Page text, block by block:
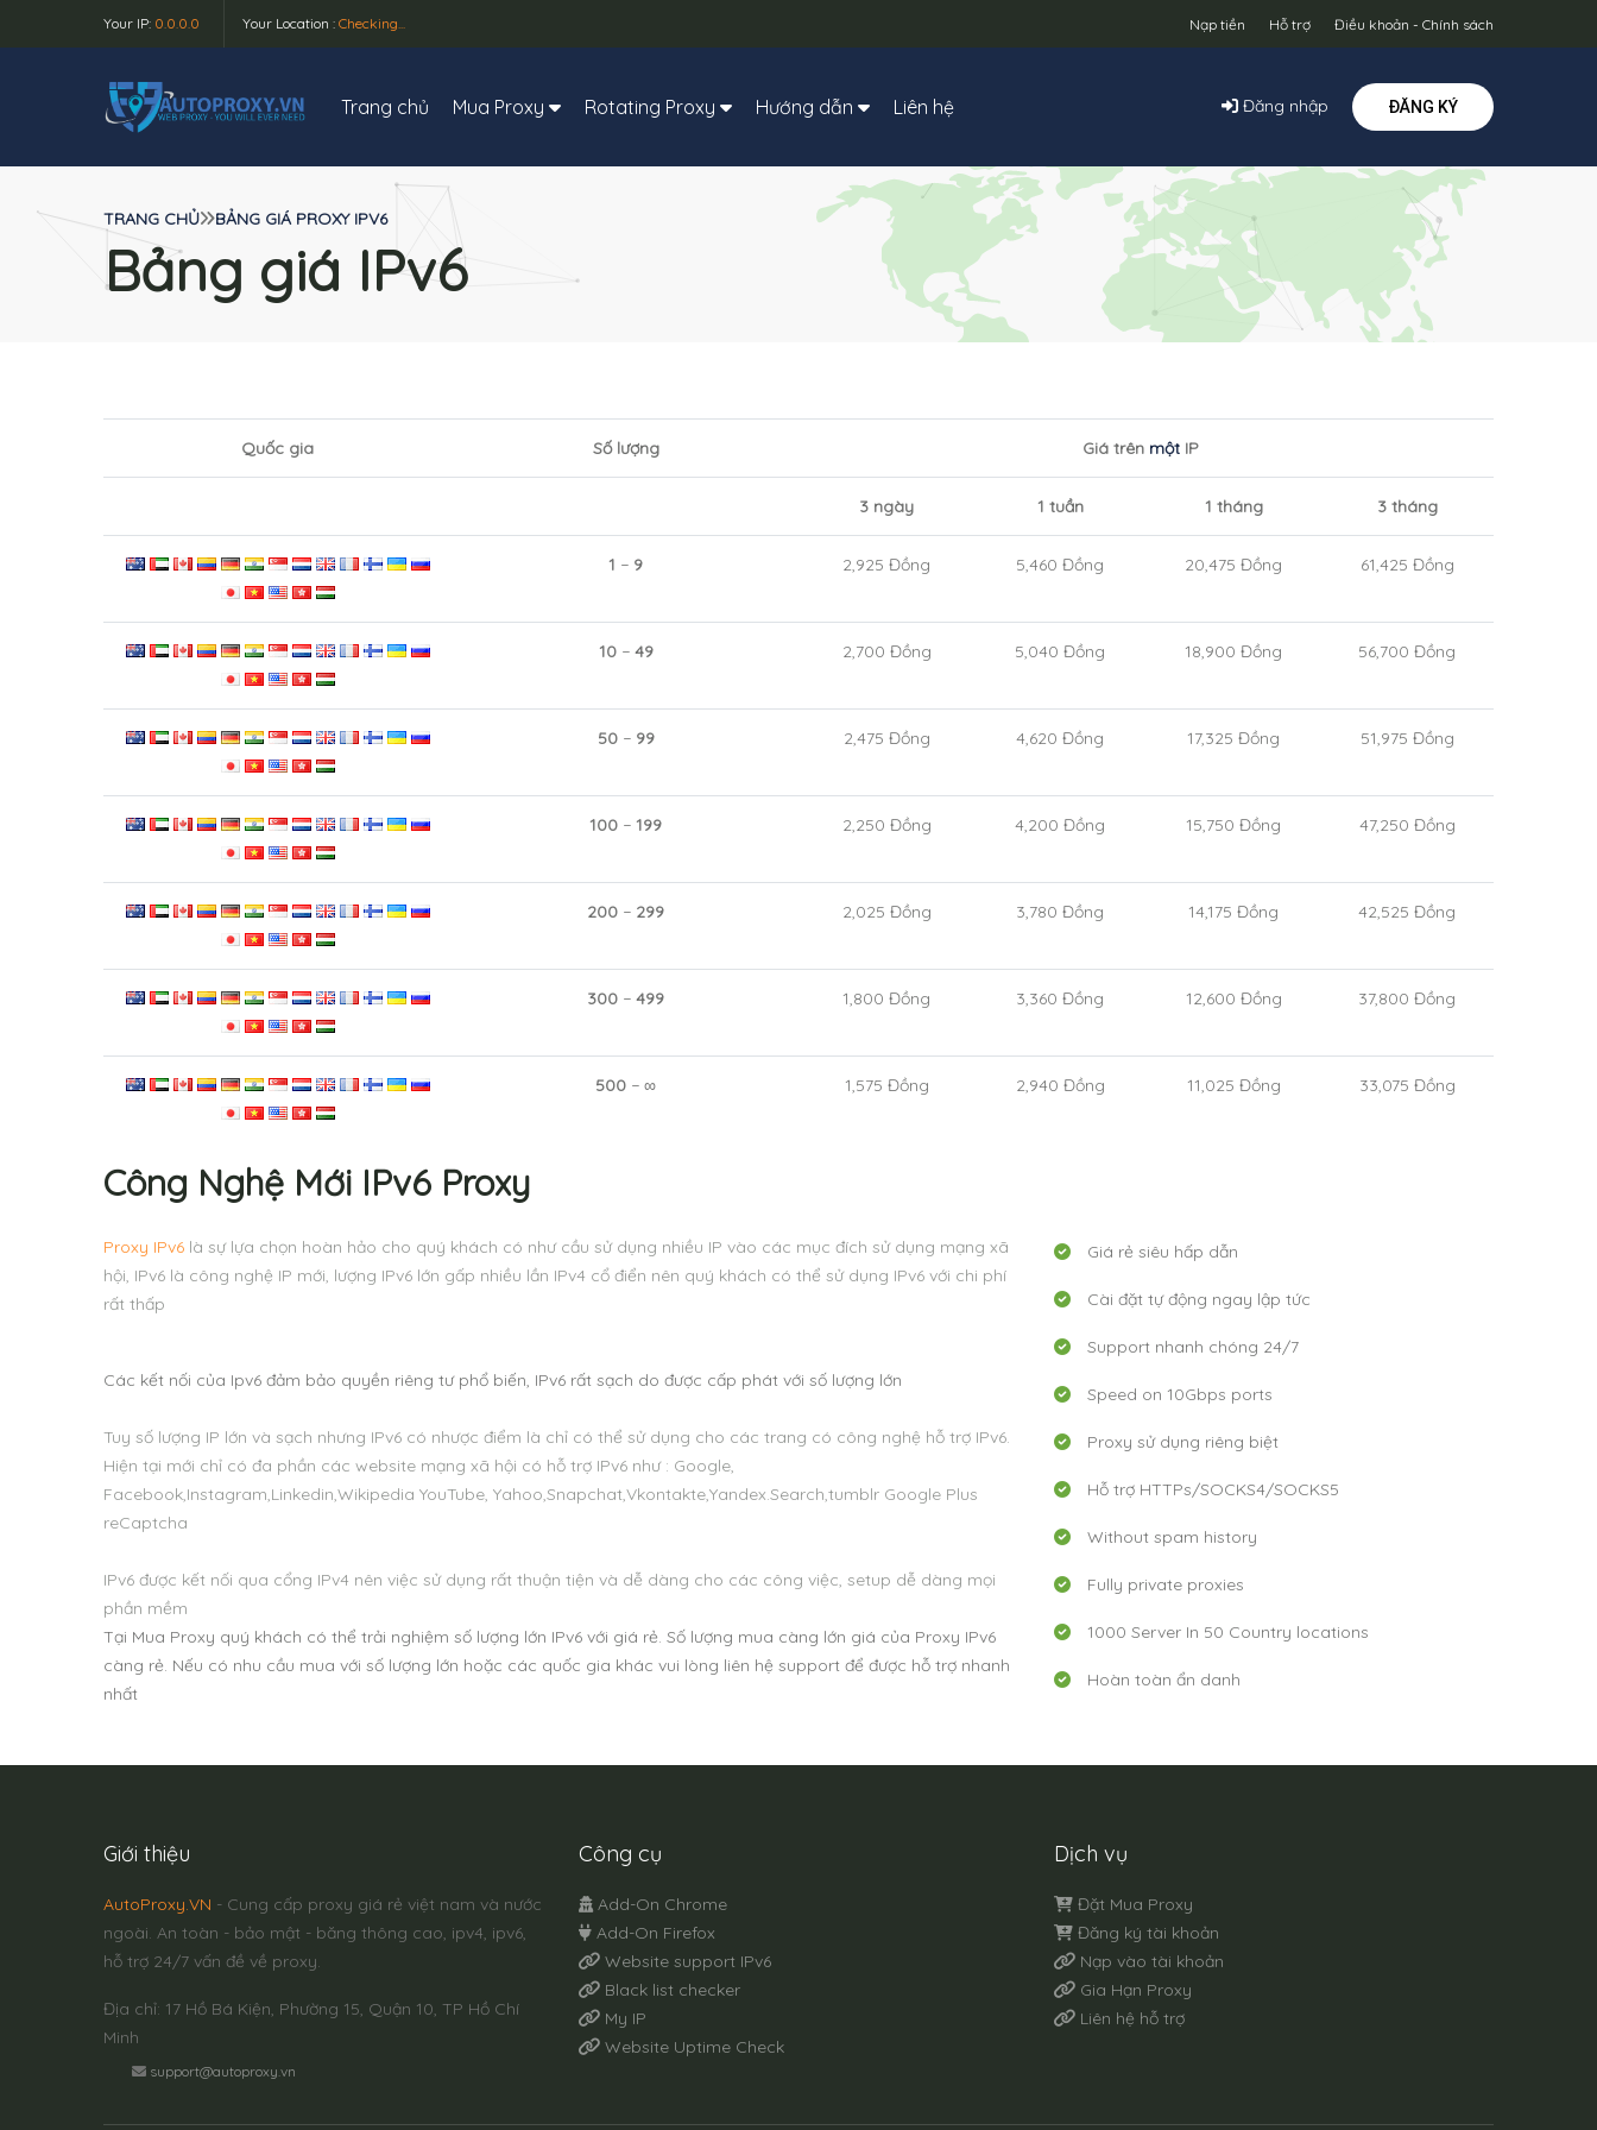
Your IP: 0.0.0.0 Your Location : Checking... Nạp tiền Hỗ trợ Điều khoản - Chính sách
Trang chủ Mua Proxy Rotating Proxy Hướng dẫn Liên hệ Đăng nhập ĐĂNG KÝ
TRANG CHỦ BẢNG GIÁ PROXY IPV6
Bảng giá IPv6
Quốc gia Số lượng Giá trên một IP
3 ngày 1 tuần 1 tháng 3 tháng
1 − 9 2,925 Đồng 5,460 Đồng 20,475 Đồng 61,425 Đồng
10− 49 2,700 Đồng 5,040 Đồng 18,900 Đồng 56,700 Đồng
50− 99 2,475 Đồng 4,620 Đồng 17,325 Đồng 51,975 Đồng
100 − 199 2,250 Đồng 4,200 Đồng 15,750 Đồng 47,250 Đồng
200 − 299 2,025 Đồng 3,780 Đồng 14,175 Đồng 42,525 Đồng
300 − 499 1,800 Đồng 3,360 Đồng 12,600 Đồng 37,800 Đồng
500 − ∞ 1,575 Đồng 2,940 Đồng 11,025 Đồng 33,075 Đồng
Công Nghệ Mới IPv6 Proxy
Proxy IPv6 là sự lựa chọn hoàn hảo cho quý khách có như cầu sử dụng nhiều IP vào các mục đích sử dụng mạng xã
hội, IPv6 là công nghệ IP mới, lượng IPv6 lớn gấp nhiều lần IPv4 cổ điển nên quý khách có thể sử dụng IPv6 với chi phí
rất thấp
Các kết nối của Ipv6 đảm bảo quyền riêng tư phổ biến, IPv6 rất sạch do được cấp phát với số lượng lớn
Tuy số lượng IP lớn và sạch nhưng IPv6 có nhược điểm là chỉ có thể sử dụng cho các trang có công nghệ hỗ trợ IPv6.
Hiện tại mới chỉ có đa phần các website mạng xã hội có hỗ trợ IPv6 như : Google,
Facebook,Instagram,Linkedin,Wikipedia YouTube, Yahoo,Snapchat,Vkontakte,Yandex.Search,tumblr Google Plus
reCaptcha
IPv6 được kết nối qua cổng IPv4 nên việc sử dụng rất thuận tiện và dễ dàng cho các công việc, setup dễ dàng mọi
phần mềm
Tại Mua Proxy quý khách có thể trải nghiệm số lượng lớn IPv6 với giá rẻ. Số lượng mua càng lớn giá của Proxy IPv6
càng rẻ. Nếu có nhu cầu mua với số lượng lớn hoặc các quốc gia khác vui lòng liên hệ support để được hỗ trợ nhanh
nhất
Giá rẻ siêu hấp dẫn
Cài đặt tự động ngay lập tức
Support nhanh chóng 24/7
Speed on 10Gbps ports
Proxy sử dụng riêng biệt
Hỗ trợ HTTPs/SOCKS4/SOCKS5
Without spam history
Fully private proxies
1000 Server In 50 Country locations
Hoàn toàn ẩn danh
Giới thiệu
AutoProxy.VN - Cung cấp proxy giá rẻ việt nam và nước
ngoài. An toàn - bảo mật - băng thông cao, ipv4, ipv6,
hỗ trợ 24/7 vấn đề về proxy.
Địa chỉ: 17 Hồ Bá Kiện, Phường 15, Quận 10, TP Hồ Chí
Minh
support@autoproxy.vn
Công cụ
Add-On Chrome
Add-On Firefox
Website support IPv6
Black list checker
My IP
Website Uptime Check
Dịch vụ
Đặt Mua Proxy
Đăng ký tài khoản
Nạp vào tài khoản
Gia Hạn Proxy
Liên hệ hỗ trợ